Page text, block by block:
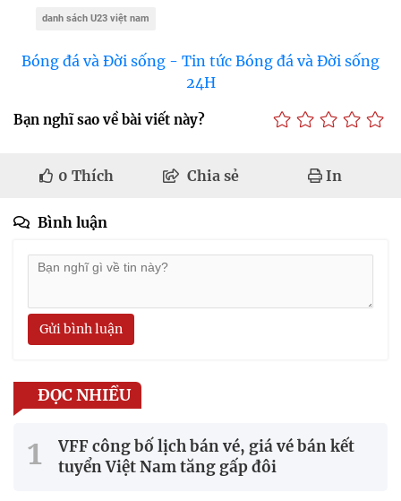
danh sách U23 việt nam
Bóng đá và Đời sống - Tin tức Bóng đá và Đời sống
24H
Bạn nghĩ sao về bài viết này?
0 Thích Chia sẻ In
Bình luận
Gửi bình luận
ĐỌC NHIỀU
VFF công bố lịch bán vé, giá vé bán kết
tuyển Việt Nam tăng gấp đôi